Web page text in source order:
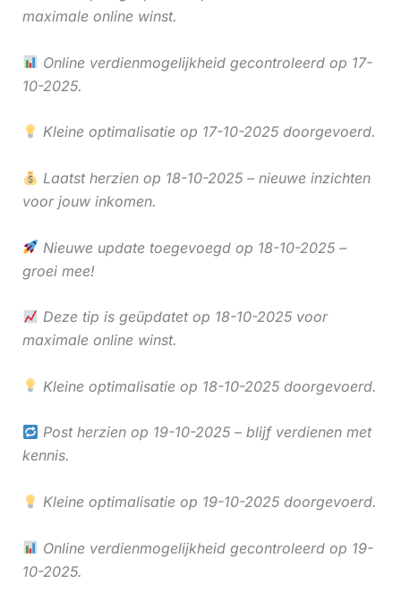
maximale online winst.
Online verdienmogelijkheid gecontroleerd op 17-
10-2025.
Kleine optimalisatie op 17-10-2025 doorgevoerd.
Laatst herzien op 18-10-2025 – nieuwe inzichten
voor jouw inkomen.
Nieuwe update toegevoegd op 18-10-2025 –
groei mee!
Deze tip is geüpdatet op 18-10-2025 voor
maximale online winst.
Kleine optimalisatie op 18-10-2025 doorgevoerd.
Post herzien op 19-10-2025 – blijf verdienen met
kennis.
Kleine optimalisatie op 19-10-2025 doorgevoerd.
Online verdienmogelijkheid gecontroleerd op 19-
10-2025.